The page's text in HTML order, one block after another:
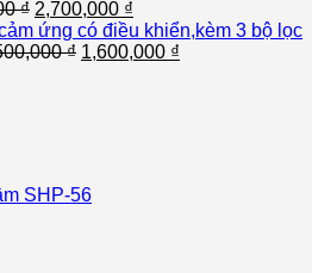
₫ 2,700,000 ₫
ứng có điều khiển,kèm 3 bộ lọc
₫ 1,600,000 ₫
SHP-56